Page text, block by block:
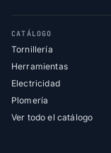
CATÁLOGO
Tornillería
Herramientas
Electricidad
Plomería
Ver todo el catálogo